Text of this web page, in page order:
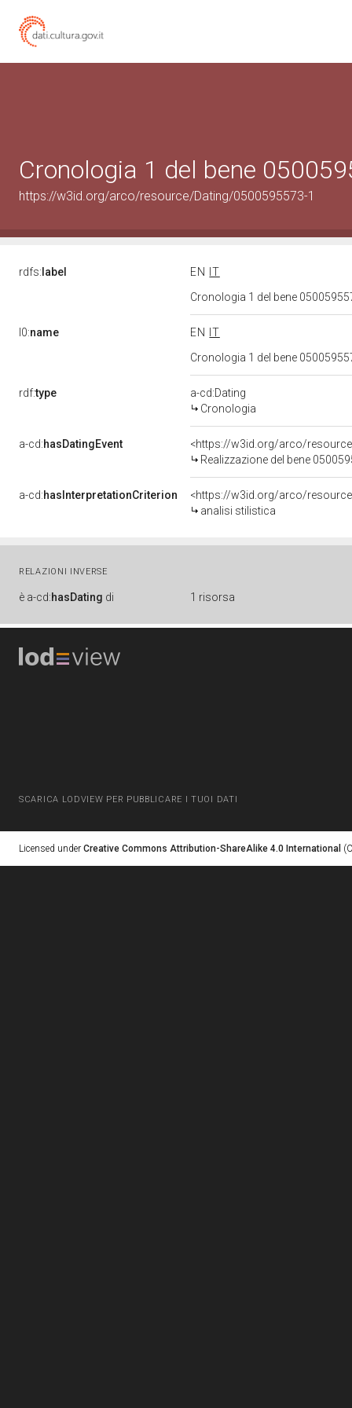
Cronologia 1 del bene
https://w3id.org/arco/resource/Dating/0500595573-1
rdfs: label EN
IT
Cronologia 1 del bene
l0:name EN
IT
Cronologia 1 del bene
rdf:type
a-cd:Dating
Cronologia
a-cd:hasDatingEvent
<https://w3id.org/arco/
Realizzazione del bene
a-cd:hasInterpretationCriterion
<https://w3id.org/arco/
analisi stilistica
RELAZIONI INVERSE
è a-cd:hasDating di 1 risorsa
SCARICA LODVIEW PER PUBBLICARE I TUOI DATI
Licensed under Creative Commons Attribution-ShareAlike 4.0 International